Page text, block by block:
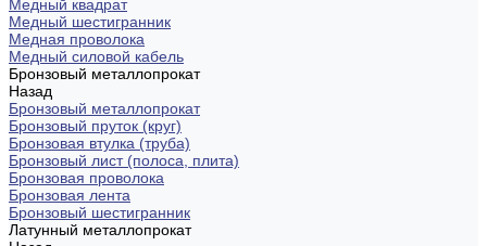
Медный квадрат
Медный шестигранник
Медная проволока
Медный силовой кабель
Бронзовый металлопрокат
Назад
Бронзовый металлопрокат
Бронзовый пруток (круг)
Бронзовая втулка (труба)
Бронзовый лист (полоса, плита)
Бронзовая проволока
Бронзовая лента
Бронзовый шестигранник
Латунный металлопрокат